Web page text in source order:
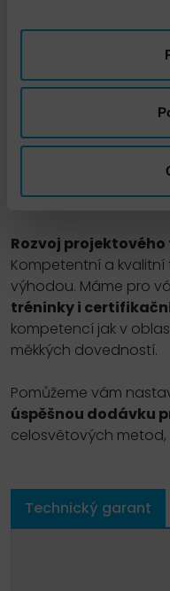
spojené s
interním
Záchrana projektu
Přečerpali jste
nespokojený
k nápravě.
opatření.
Rozvoj
Kompetentní a
výhodou. Máme pro
tréninky i
kompetencí jak v
měkkých dovedností.
Pomůžeme vám
úspěšnou dodávku
celosvětových
Technický garant